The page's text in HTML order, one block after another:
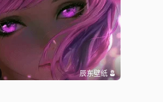
辰东壁纸